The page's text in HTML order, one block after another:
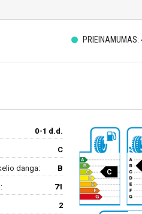
PRIEINAMUMAS:
0-1 d.d.
C
danga: B
71
2
C